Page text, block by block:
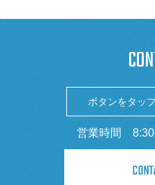
ボタンをタッ
営業時間